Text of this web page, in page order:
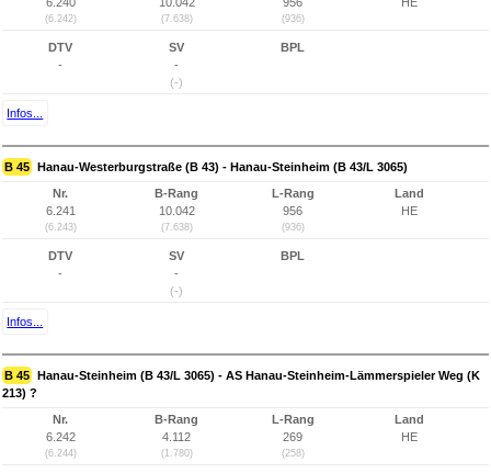
(6.242) (7.638) (936)
DTV
-
SV
-
(-)
BPL
Infos...
B 45 Hanau-Westerburgstraße (B 43) - Hanau-Steinheim (B 43/L 3065)
Nr.
6.241
(6.243)
B-Rang
10.042
(7.638)
L-Rang
956
(936)
Land
HE
DTV
-
SV
-
(-)
BPL
Infos...
B 45 Hanau-Steinheim (B 43/L 3065) - AS Hanau-Steinheim-Lämmerspieler Weg (K
213) ?
Nr.
6.242
(6.244)
B-Rang
4.112
(1.780)
L-Rang
269
(258)
Land
HE